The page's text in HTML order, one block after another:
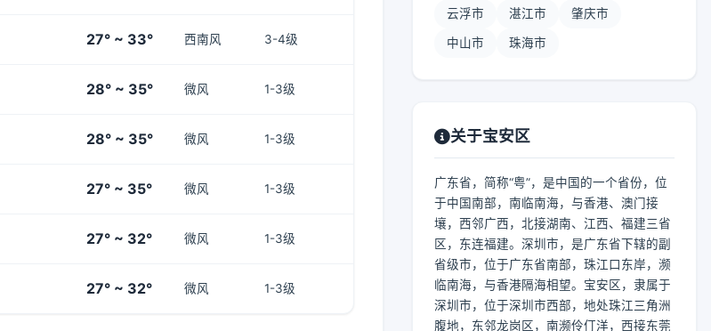
27° ~ 33° 西南风 3-4级
28° ~ 35° 微风 1-3级
28° ~ 35° 微风 1-3级
27° ~ 35° 微风 1-3级
27° ~ 32° 微风 1-3级
27° ~ 32° 微风 1-3级
云浮市 湛江市 肇庆市
中山市 珠海市
关于宝安区
广东省，简称“粤”，是中国的一个省份，位
于中国南部，南临南海，与香港、澳门接
壤，西邻广西，北接湖南、江西、福建三省
区，东连福建。深圳市，是广东省下辖的副
省级市，位于广东省南部，珠江口东岸，濒
临南海，与香港隔海相望。宝安区，隶属于
深圳市，位于深圳市西部，地处珠江三角洲
腹地，东邻龙岗区，南濒伶仃洋，西接东莞